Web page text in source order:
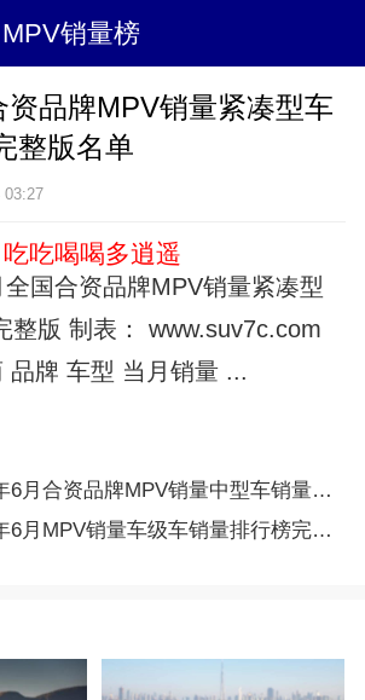
MPV销量榜
资品牌MPV销量紧凑型车
整版名单
03:27
吃喝喝多逍遥
国合资品牌MPV销量紧凑型
整版 制表： www.suv7c.com
品牌 车型 当月销量 ...
合资品牌MPV销量中型车销量排行榜完整版名单
月MPV销量车级车销量排行榜完整版名单